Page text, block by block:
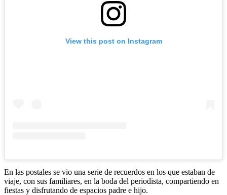
View this post on Instagram
En las postales se vio una serie de recuerdos en los que estaban de
viaje, con sus familiares, en la boda del periodista, compartiendo en
fiestas y disfrutando de espacios padre e hijo.